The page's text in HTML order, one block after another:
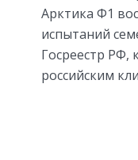
Арктика Ф1
испытаний
Госреестр РФ,
российским